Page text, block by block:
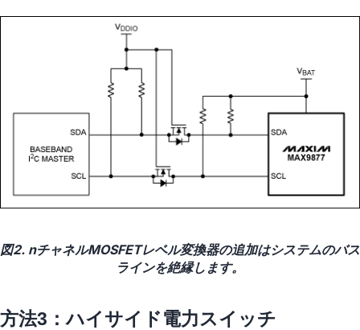
図2. nチャネルMOSFETレベル変換器の追加はシステムのバス
ラインを絶縁します。
方法3：ハイサイド電力スイッチ